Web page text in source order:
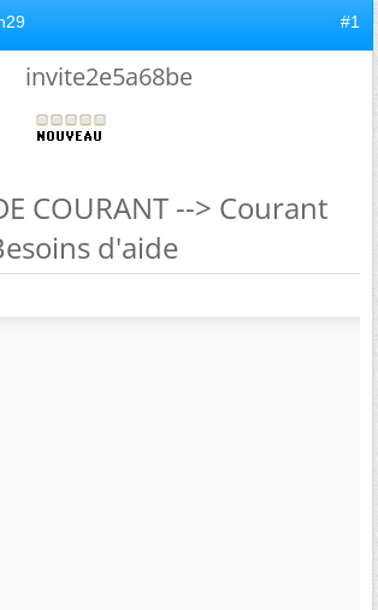
#1
invite2e5a68be
COURANT --> Courant
d'aide